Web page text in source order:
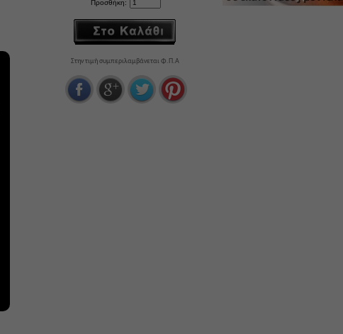
Προσθήκη:
Στην τιμή συμπεριλαμβάνεται Φ.Π.Α